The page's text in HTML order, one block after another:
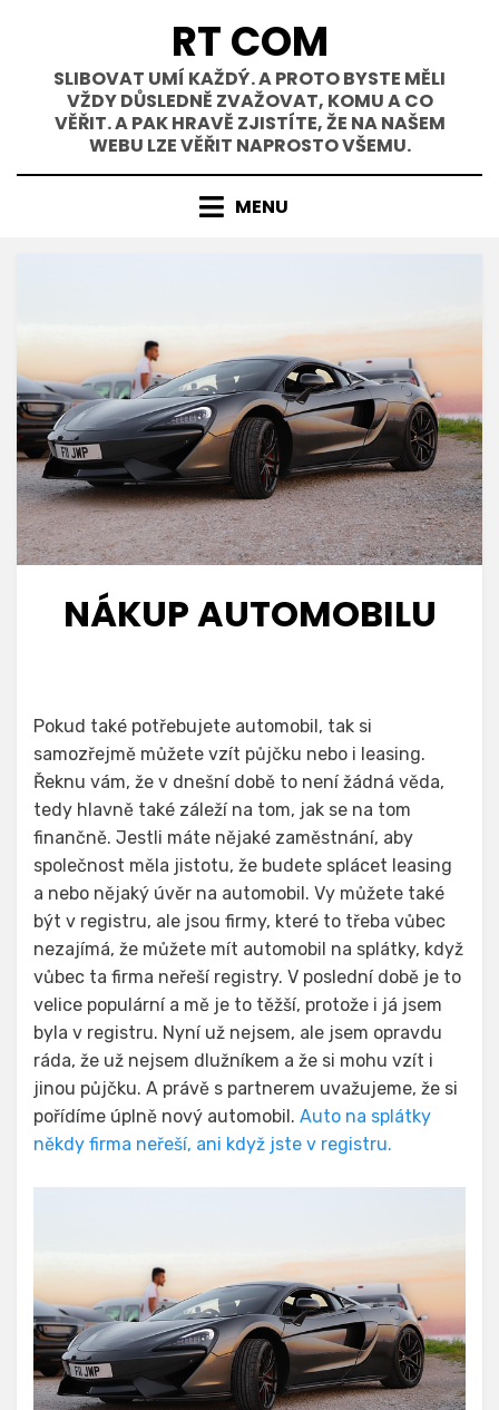
obsahu
RT COM
SLIBOVAT UMÍ KAŽDÝ. A PROTO BYSTE MĚLI
VŽDY DŮSLEDNĚ ZVAŽOVAT, KOMU A CO
VĚŘIT. A PAK HRAVĚ ZJISTÍTE, ŽE NA NAŠEM
WEBU LZE VĚŘIT NAPROSTO VŠEMU.
MENU
NÁKUP AUTOMOBILU
Pokud také potřebujete automobil, tak si
samozřejmě můžete vzít půjčku nebo i leasing.
Řeknu vám, že v dnešní době to není žádná věda,
tedy hlavně také záleží na tom, jak se na tom
finančně. Jestli máte nějaké zaměstnání, aby
společnost měla jistotu, že budete splácet leasing
a nebo nějaký úvěr na automobil. Vy můžete také
být v registru, ale jsou firmy, které to třeba vůbec
nezajímá, že můžete mít automobil na splátky, když
vůbec ta firma neřeší registry. V poslední době je to
velice populární a mě je to těžší, protože i já jsem
byla v registru. Nyní už nejsem, ale jsem opravdu
ráda, že už nejsem dlužníkem a že si mohu vzít i
jinou půjčku. A právě s partnerem uvažujeme, že si
pořídíme úplně nový automobil. Auto na splátky
někdy firma neřeší, ani když jste v registru.